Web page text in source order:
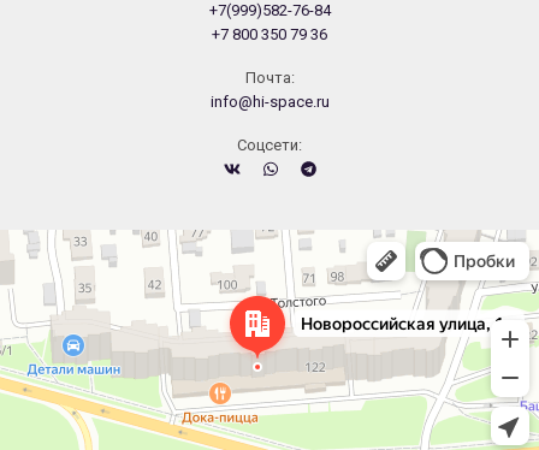
+7(999)582-76-84
+7 800 350 79 36
Почта:
info@hi-space.ru
Cоцсети:
Челябинск
Новороссийская улица, 122 — Яндекс.Карты